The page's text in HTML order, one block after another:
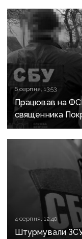
6 серпня, 13:53
Працював на ФСБ
священника
років
4 серпня, 12:40
Штурмували ЗСУ